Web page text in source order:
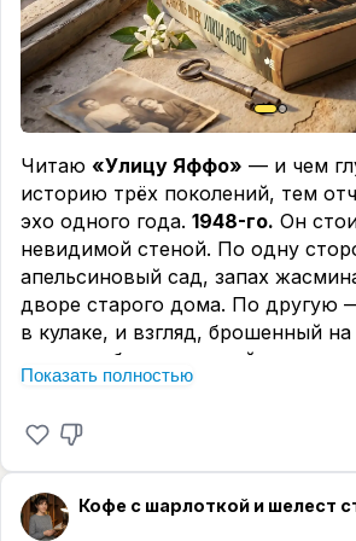
Мрачная история о Свенгали —
гипнотизере, который из
создал великую певицу. Роман о
таланта, манипуляциях и
📖
«Золотой храм», Юкио Мисима
А как насчет авантюры духа?
монаха, одержимого красотой до
что уничтожение прекрасного
единственным способом
Психологический триллер,
реальном поджоге.
💬 Что уже читали из подборки?
впечатления?
Читаю «Улицу Яффо» — и чем
историю трёх поколений, тем
эхо одного года. 1948-го. Он
невидимой стеной. По одну
апельсиновый сад, запах
дворе старого дома. По другую
в кулаке, и взгляд, брошенный
которую больше не войти.
мандат в Палестине. ООН
план принимает, арабское —
Показать полностью